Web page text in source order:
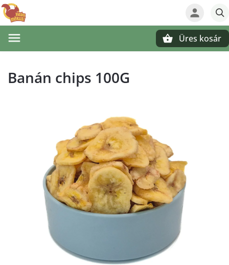
Üres kosár
Banán chips 100G